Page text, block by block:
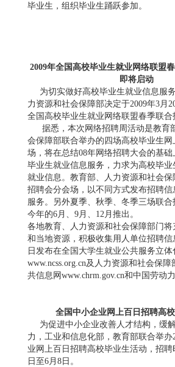
毕业生，组织毕业生踊跃参加。
2009年全国高校毕业生就业网络联盟
即将启动
为切实做好高校毕业生就业信息服
力资源和社会保障部决定于2009年3月
全国高校毕业生就业网络联盟春季联合
据悉，本次网络招聘周活动是教育
会保障部联合举办的四场高校毕业生
场，将在总结08年网络招聘大会的基
毕业生就业信息服务，力求为高校毕
就业信息。教育部、人力资源和社会
招聘会分会场，以不同方式发布招聘
服务。另外夏季、秋季、冬季三场联
今年的6月、9月、12月推出。
各地教育、人力资源和社会保障部门
和当地资源，积极收集用人单位招聘信
日发布在全国大学生就业公共服务立体
www.ncss.org.cn及人力资源和社会保
共信息网www.chrm.gov.cn和中国劳动
全国中小企业网上百日招聘高
为促进中小企业改善人才结构，缓
力，工业和信息化部，教育部联合举办
业网上百日招聘高校毕业生活动，招聘
日至6月8日。